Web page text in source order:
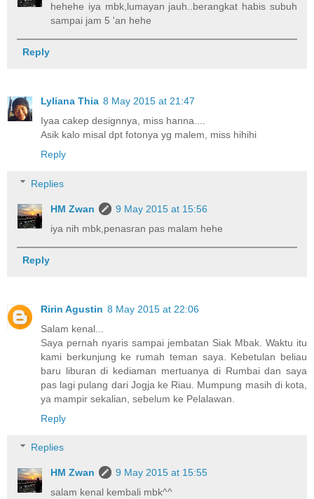
hehehe iya mbk,lumayan jauh..berangkat habis subuh
sampai jam 5 'an hehe
Reply
Lyliana Thia 8 May 2015 at 21:47
Iyaa cakep designnya, miss hanna....
Asik kalo misal dpt fotonya yg malem, miss hihihi
Reply
Replies
HM Zwan
9 May 2015 at 15:56
iya nih mbk,penasran pas malam hehe
Reply
Ririn Agustin 8 May 2015 at 22:06
Salam kenal...
Saya pernah nyaris sampai jembatan Siak Mbak. Waktu itu
kami berkunjung ke rumah teman saya. Kebetulan beliau
baru liburan di kediaman mertuanya di Rumbai dan saya
pas lagi pulang dari Jogja ke Riau. Mumpung masih di kota,
ya mampir sekalian, sebelum ke Pelalawan.
Reply
Replies
HM Zwan
9 May 2015 at 15:55
salam kenal kembali mbk^^